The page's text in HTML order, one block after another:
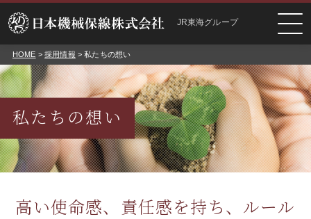
JR東海グループ
HOME >採用情報 > 私たちの想い
私たちの想い
高い使命感、責任感を持ち、ルール